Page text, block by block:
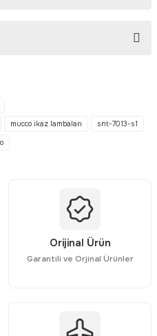
öneri formunu kullanarak
mucco ikaz lambaları snt-7013-s1
Orijinal Ürün
Garantili ve Orjinal Ürünler